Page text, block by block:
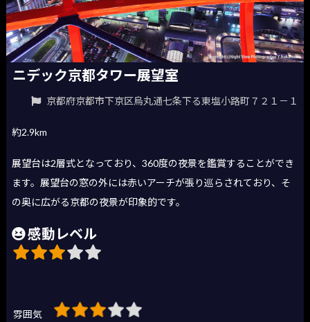
ニデック京都タワー展望室
京都府京都市下京区烏丸通七条下る東塩小路町７２１－１
約2.9km
展望台は2層式となっており、360度の夜景を鑑賞することができ
ます。展望台の窓の外には赤いアーチが張り巡らされており、そ
の奥に広がる京都の夜景が印象的です。
感動レベル
雰囲気